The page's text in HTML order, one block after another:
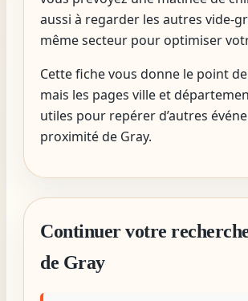
aussi à regarder les autres vide-
même secteur pour optimiser
Cette fiche vous donne le point
mais les pages ville et
utiles pour repérer d’autres
proximité de Gray.
Continuer votre
de Gray